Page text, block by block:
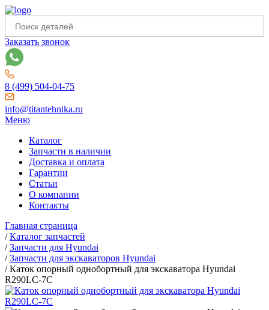
Заказать звонок
8 (499) 504-04-75
info@titantehnika.ru
Меню
Каталог
Запчасти в наличии
Доставка и оплата
Гарантии
Статьи
О компании
Контакты
Главная страница
/Каталог запчастей
/Запчасти для Hyundai
/Запчасти для экскаваторов Hyundai
/Каток опорный однобортный для экскаватора Hyundai
R290LC-7C